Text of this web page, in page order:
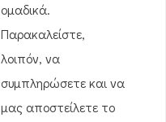
ομαδικά.
Παρακαλείστε,
λοιπόν, να
συμπληρώσετε και να
μας αποστείλετε το